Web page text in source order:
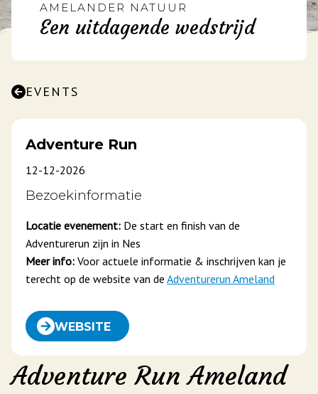
AMELANDER NATUUR
Een uitdagende wedstrijd
EVENTS
Adventure Run Ameland
Adventure Run
12-12-2026
Bezoekinformatie
Locatie evenement: De start en finish van de
Adventurerun zijn in Nes
Meer info: Voor actuele informatie & inschrijven kan je
terecht op de website van de Adventurerun Ameland
WEBSITE